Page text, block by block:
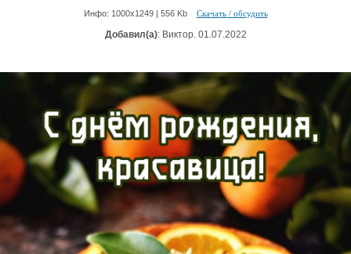
Инфо: 1000х1249 | 556 Kb Скачать / обсудить
Добавил(а): Виктор. 01.07.2022